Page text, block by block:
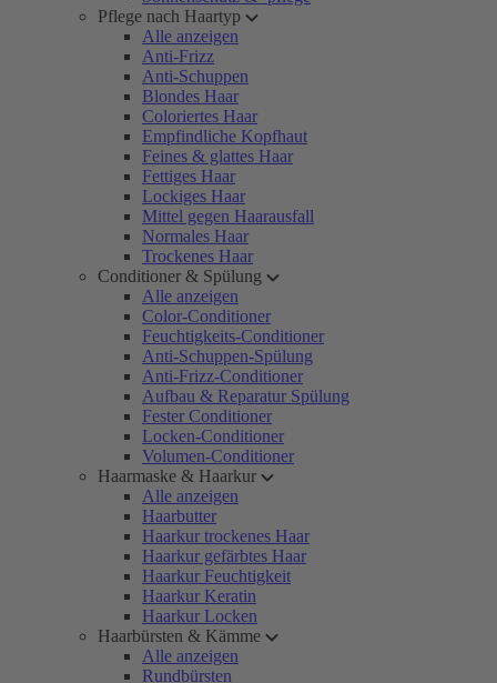
Pflege nach Haartyp
Alle anzeigen
Anti-Frizz
Anti-Schuppen
Blondes Haar
Coloriertes Haar
Empfindliche Kopfhaut
Feines & glattes Haar
Fettiges Haar
Lockiges Haar
Mittel gegen Haarausfall
Normales Haar
Trockenes Haar
Conditioner & Spülung
Alle anzeigen
Color-Conditioner
Feuchtigkeits-Conditioner
Anti-Schuppen-Spülung
Anti-Frizz-Conditioner
Aufbau & Reparatur Spülung
Fester Conditioner
Locken-Conditioner
Volumen-Conditioner
Haarmaske & Haarkur
Alle anzeigen
Haarbutter
Haarkur trockenes Haar
Haarkur gefärbtes Haar
Haarkur Feuchtigkeit
Haarkur Keratin
Haarkur Locken
Haarbürsten & Kämme
Alle anzeigen
Rundbürsten